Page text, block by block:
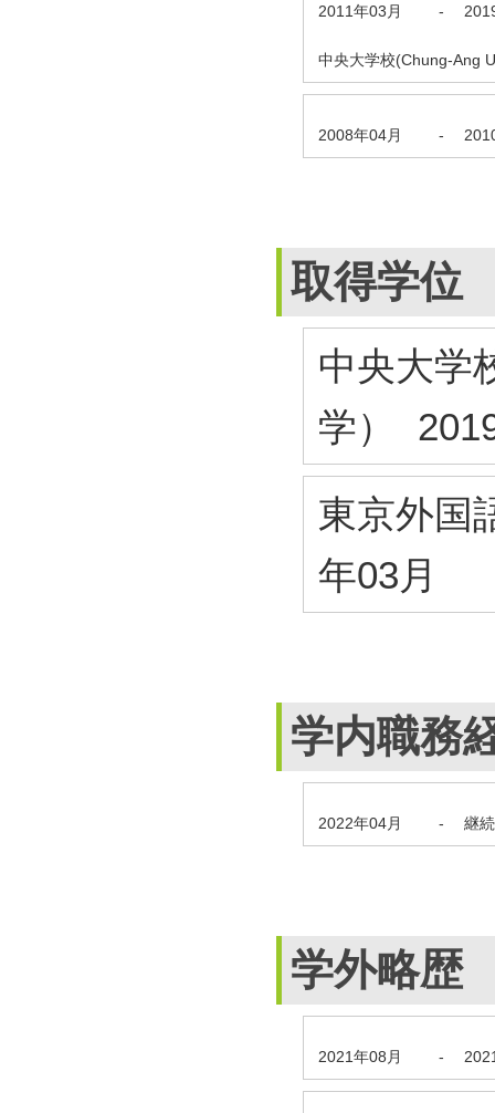
2011年03月 -
中央大学校(Chung-Ang
2008年04月 -
取得学位
中央大学
学）
東京外国
年03月
学内職務
2022年04月 - 継
学外略歴
2021年08月 -